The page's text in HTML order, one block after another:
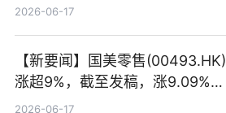
2026-06-17
【新要闻】国美零售(00493.HK)
涨超9%，截至发稿，涨9.09%，
报0.012港元，成交额37.26万港
2026-06-17